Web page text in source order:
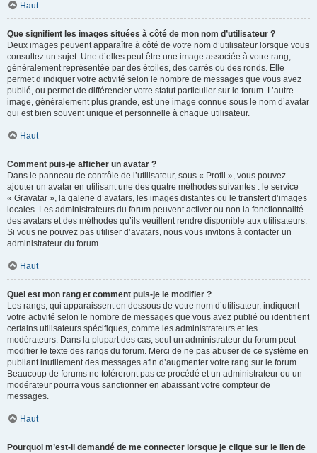
Haut
Que signifient les images situées à côté de mon nom d’utilisateur ?
Deux images peuvent apparaître à côté de votre nom d’utilisateur lorsque vous
consultez un sujet. Une d’elles peut être une image associée à votre rang,
généralement représentée par des étoiles, des carrés ou des ronds. Elle
permet d’indiquer votre activité selon le nombre de messages que vous avez
publié, ou permet de différencier votre statut particulier sur le forum. L’autre
image, généralement plus grande, est une image connue sous le nom d’avatar
qui est bien souvent unique et personnelle à chaque utilisateur.
Haut
Comment puis-je afficher un avatar ?
Dans le panneau de contrôle de l’utilisateur, sous « Profil », vous pouvez
ajouter un avatar en utilisant une des quatre méthodes suivantes : le service
« Gravatar », la galerie d’avatars, les images distantes ou le transfert d’images
locales. Les administrateurs du forum peuvent activer ou non la fonctionnalité
des avatars et des méthodes qu’ils veuillent rendre disponible aux utilisateurs.
Si vous ne pouvez pas utiliser d’avatars, nous vous invitons à contacter un
administrateur du forum.
Haut
Quel est mon rang et comment puis-je le modifier ?
Les rangs, qui apparaissent en dessous de votre nom d’utilisateur, indiquent
votre activité selon le nombre de messages que vous avez publié ou identifient
certains utilisateurs spécifiques, comme les administrateurs et les
modérateurs. Dans la plupart des cas, seul un administrateur du forum peut
modifier le texte des rangs du forum. Merci de ne pas abuser de ce système en
publiant inutilement des messages afin d’augmenter votre rang sur le forum.
Beaucoup de forums ne toléreront pas ce procédé et un administrateur ou un
modérateur pourra vous sanctionner en abaissant votre compteur de
messages.
Haut
Pourquoi m’est-il demandé de me connecter lorsque je clique sur le lien de